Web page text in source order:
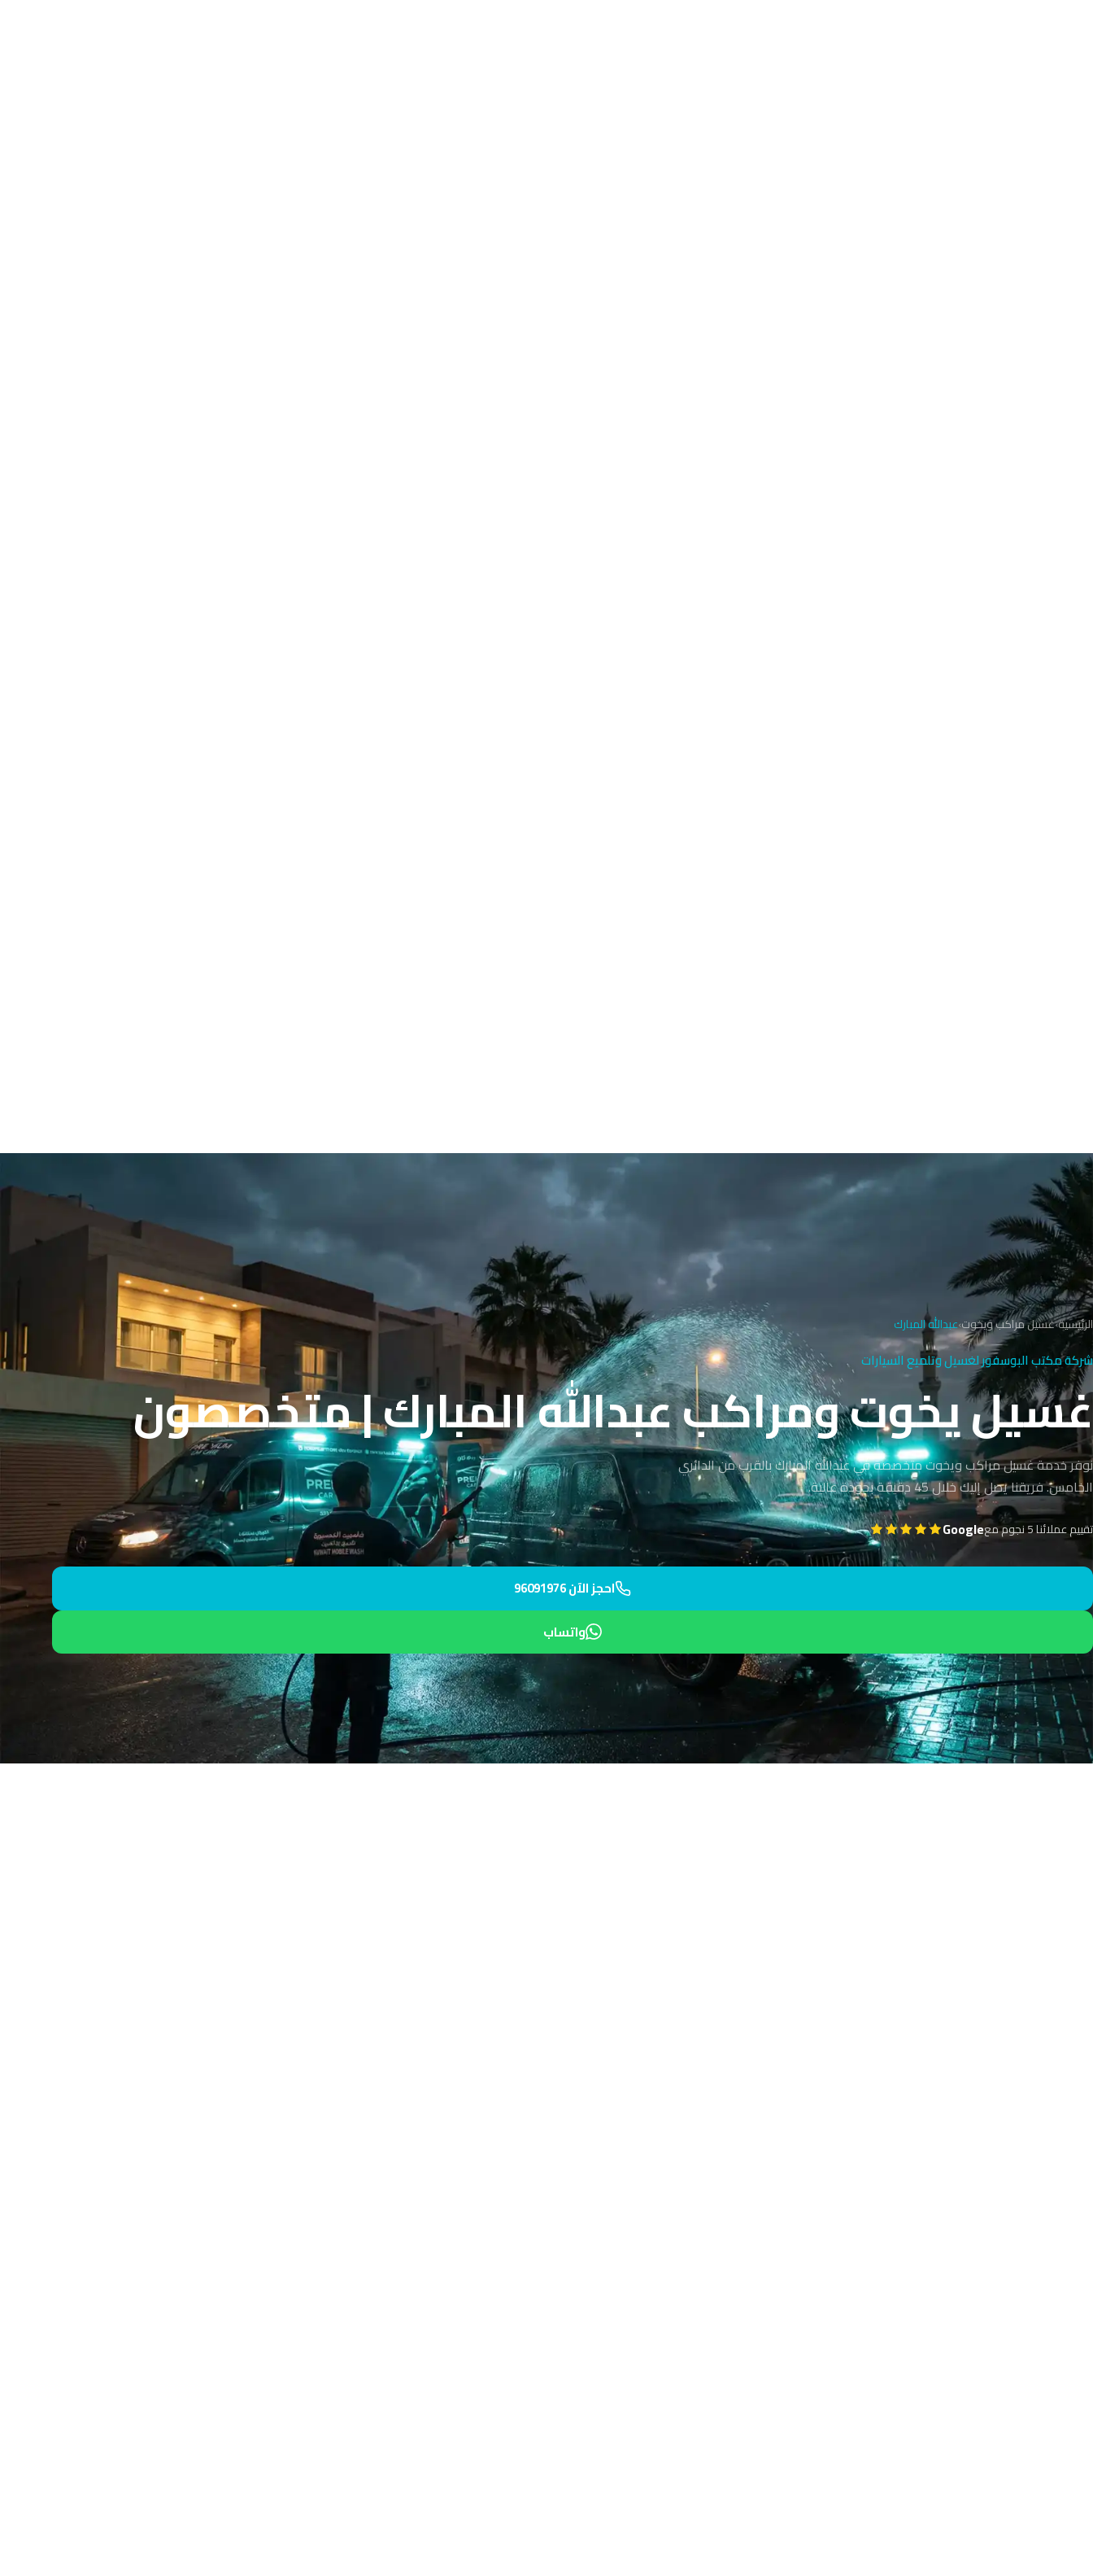
الرئيسية›غسيل مراكب ويخوت›عبدالله المبارك
شركة مكتب البوسفور لغسيل وتلميع السيارات
غسيل يخوت ومراكب عبدالله المبارك | متخصصون
نوفر خدمة غسيل مراكب ويخوت متخصصة في عبدالله المبارك بالقرب من الدائري
الخامس. فريقنا يصل إليك خلال 45 دقيقة بجودة عالية.
تقييم عملائنا 5 نجوم مع Google
احجز الآن 96091976
واتساب